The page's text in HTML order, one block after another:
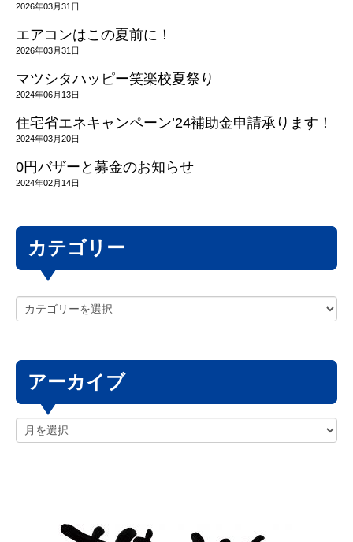
2026年03月31日
エアコンはこの夏前に！
2026年03月31日
マツシタハッピー笑楽校夏祭り
2024年06月13日
住宅省エネキャンペーン’24補助金申請承ります！
2024年03月20日
0円バザーと募金のお知らせ
2024年02月14日
カテゴリー
アーカイブ